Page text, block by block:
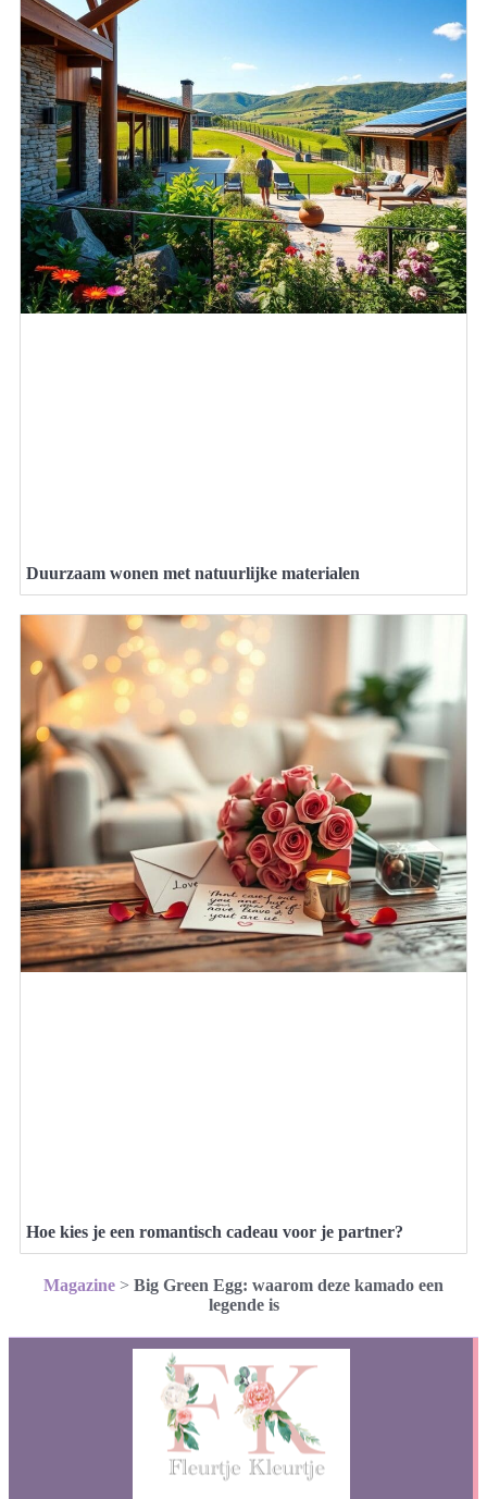
Duurzaam wonen met natuurlijke materialen
Hoe kies je een romantisch cadeau voor je partner?
Magazine > Big Green Egg: waarom deze kamado een
legende is